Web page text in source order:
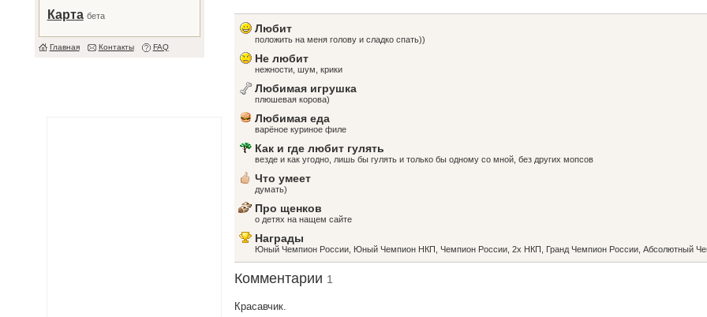
Карта бета
Главная Контакты FAQ
Любит
положить на меня голову и сладко спать))
Не любит
нежности, шум, крики
Любимая игрушка
плюшевая корова)
Любимая еда
варёное куриное филе
Как и где любит гулять
везде и как угодно, лишь бы гулять и только бы одному со мной, без других мопсов
Что умеет
думать)
Про щенков
о детях на нащем сайте
Награды
Юный Чемпион России, Юный Чемпион НКП, Чемпион России, 2х НКП, Гранд Чемпион России, Абсолютный
Комментарии 1
Красавчик.